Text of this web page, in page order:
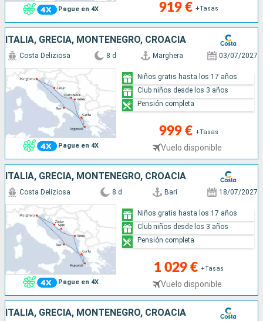
Pague en 4X 919 € +Tasas
ITALIA, GRECIA, MONTENEGRO, CROACIA
Pague en 4X
Costa Deliziosa 8 d Marghera 03/07/2027
999 € +Tasas
Vuelo disponible
Niños gratis hasta los 17 años
Club niños desde los 3 años
Pensión completa
ITALIA, GRECIA, MONTENEGRO, CROACIA
Pague en 4X
Costa Deliziosa 8 d Bari 18/07/2027
1 029 € +Tasas
Vuelo disponible
Niños gratis hasta los 17 años
Club niños desde los 3 años
Pensión completa
ITALIA, GRECIA, MONTENEGRO, CROACIA